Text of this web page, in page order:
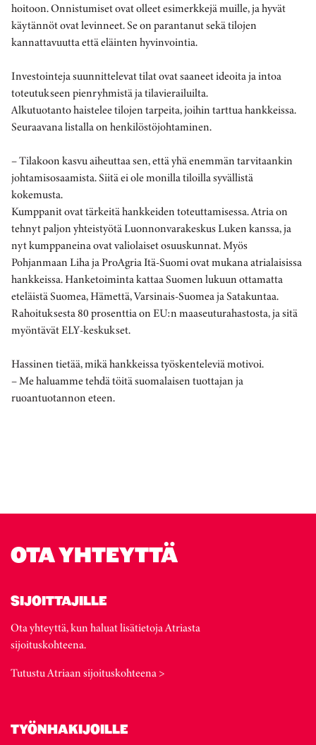
hoitoon. Onnistumiset ovat olleet esimerkkejä muille, ja hyvät
käytännöt ovat levinneet. Se on parantanut sekä tilojen
kannattavuutta että eläinten hyvinvointia.
Investointeja suunnittelevat tilat ovat saaneet ideoita ja intoa
toteutukseen pienryhmistä ja tilavierailuilta.
Alkutuotanto haistelee tilojen tarpeita, joihin tarttua hankkeissa.
Seuraavana listalla on henkilöstöjohtaminen.
– Tilakoon kasvu aiheuttaa sen, että yhä enemmän tarvitaankin
johtamisosaamista. Siitä ei ole monilla tiloilla syvällistä
kokemusta.
Kumppanit ovat tärkeitä hankkeiden toteuttamisessa. Atria on
tehnyt paljon yhteistyötä Luonnonvarakeskus Luken kanssa, ja
nyt kumppaneina ovat valiolaiset osuuskunnat. Myös
Pohjanmaan Liha ja ProAgria Itä-Suomi ovat mukana atrialaisissa
hankkeissa. Hanketoiminta kattaa Suomen lukuun ottamatta
eteläistä Suomea, Hämettä, Varsinais-Suomea ja Satakuntaa.
Rahoituksesta 80 prosenttia on EU:n maaseuturahastosta, ja sitä
myöntävät ELY-keskukset.
Hassinen tietää, mikä hankkeissa työskenteleviä motivoi.
– Me haluamme tehdä töitä suomalaisen tuottajan ja
ruoantuotannon eteen.
OTA YHTEYTTÄ
SIJOITTAJILLE
Ota yhteyttä, kun haluat lisätietoja Atriasta
sijoituskohteena.
Tutustu Atriaan sijoituskohteena >
TYÖNHAKIJOILLE